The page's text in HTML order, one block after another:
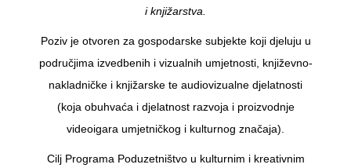
i knjižarstva.
Poziv je otvoren za gospodarske subjekte koji djeluju u
područjima izvedbenih i vizualnih umjetnosti, književno-
nakladničke i knjižarske te audiovizualne djelatnosti
(koja obuhvaća i djelatnost razvoja i proizvodnje
videoigara umjetničkog i kulturnog značaja).
Cilj Programa Poduzetništvo u kulturnim i kreativnim